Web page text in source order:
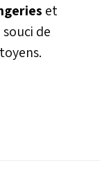
et
de